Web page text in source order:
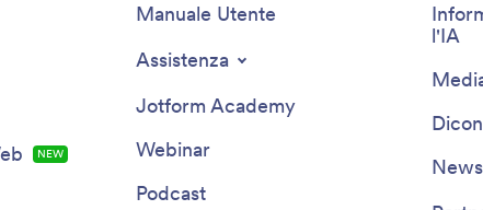
NEW
Manuale Utente
Assistenza
Jotform Academy
Webinar
Podcast
l'IA